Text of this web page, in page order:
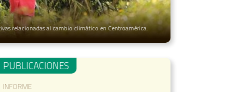
relacionadas al cambio climático en Centroamérica.
PUBLICACIONES
INFORME